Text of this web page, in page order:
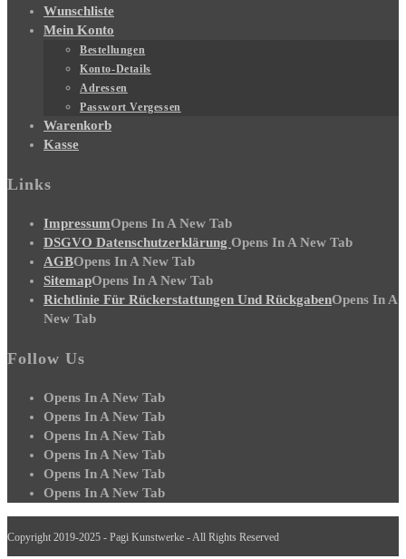
Wunschliste
Mein Konto
Bestellungen
Konto-Details
Adressen
Passwort Vergessen
Warenkorb
Kasse
Links
ImpressumOpens In A New Tab
DSGVO Datenschutzerklärung Opens In A New Tab
AGBOpens In A New Tab
SitemapOpens In A New Tab
Richtlinie Für Rückerstattungen Und RückgabenOpens In A
New Tab
Follow Us
Opens In A New Tab
Opens In A New Tab
Opens In A New Tab
Opens In A New Tab
Opens In A New Tab
Opens In A New Tab
Copyright 2019-2025 - Pagi Kunstwerke - All Rights Reserved